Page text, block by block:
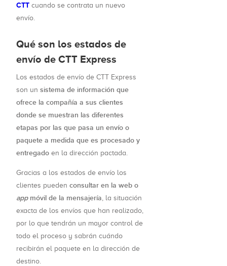
CTT cuando se contrata un nuevo
envío.
Qué son los estados de
envío de CTT Express
Los estados de envío de CTT Express
son un sistema de información que
ofrece la compañía a sus clientes
donde se muestran las diferentes
etapas por las que pasa un envío o
paquete a medida que es procesado y
entregado en la dirección pactada.
Gracias a los estados de envío los
clientes pueden consultar en la web o
appmóvil de la mensajería , la situación
exacta de los envíos que han realizado,
por lo que tendrán un mayor control de
todo el proceso y sabrán cuándo
recibirán el paquete en la dirección de
destino.